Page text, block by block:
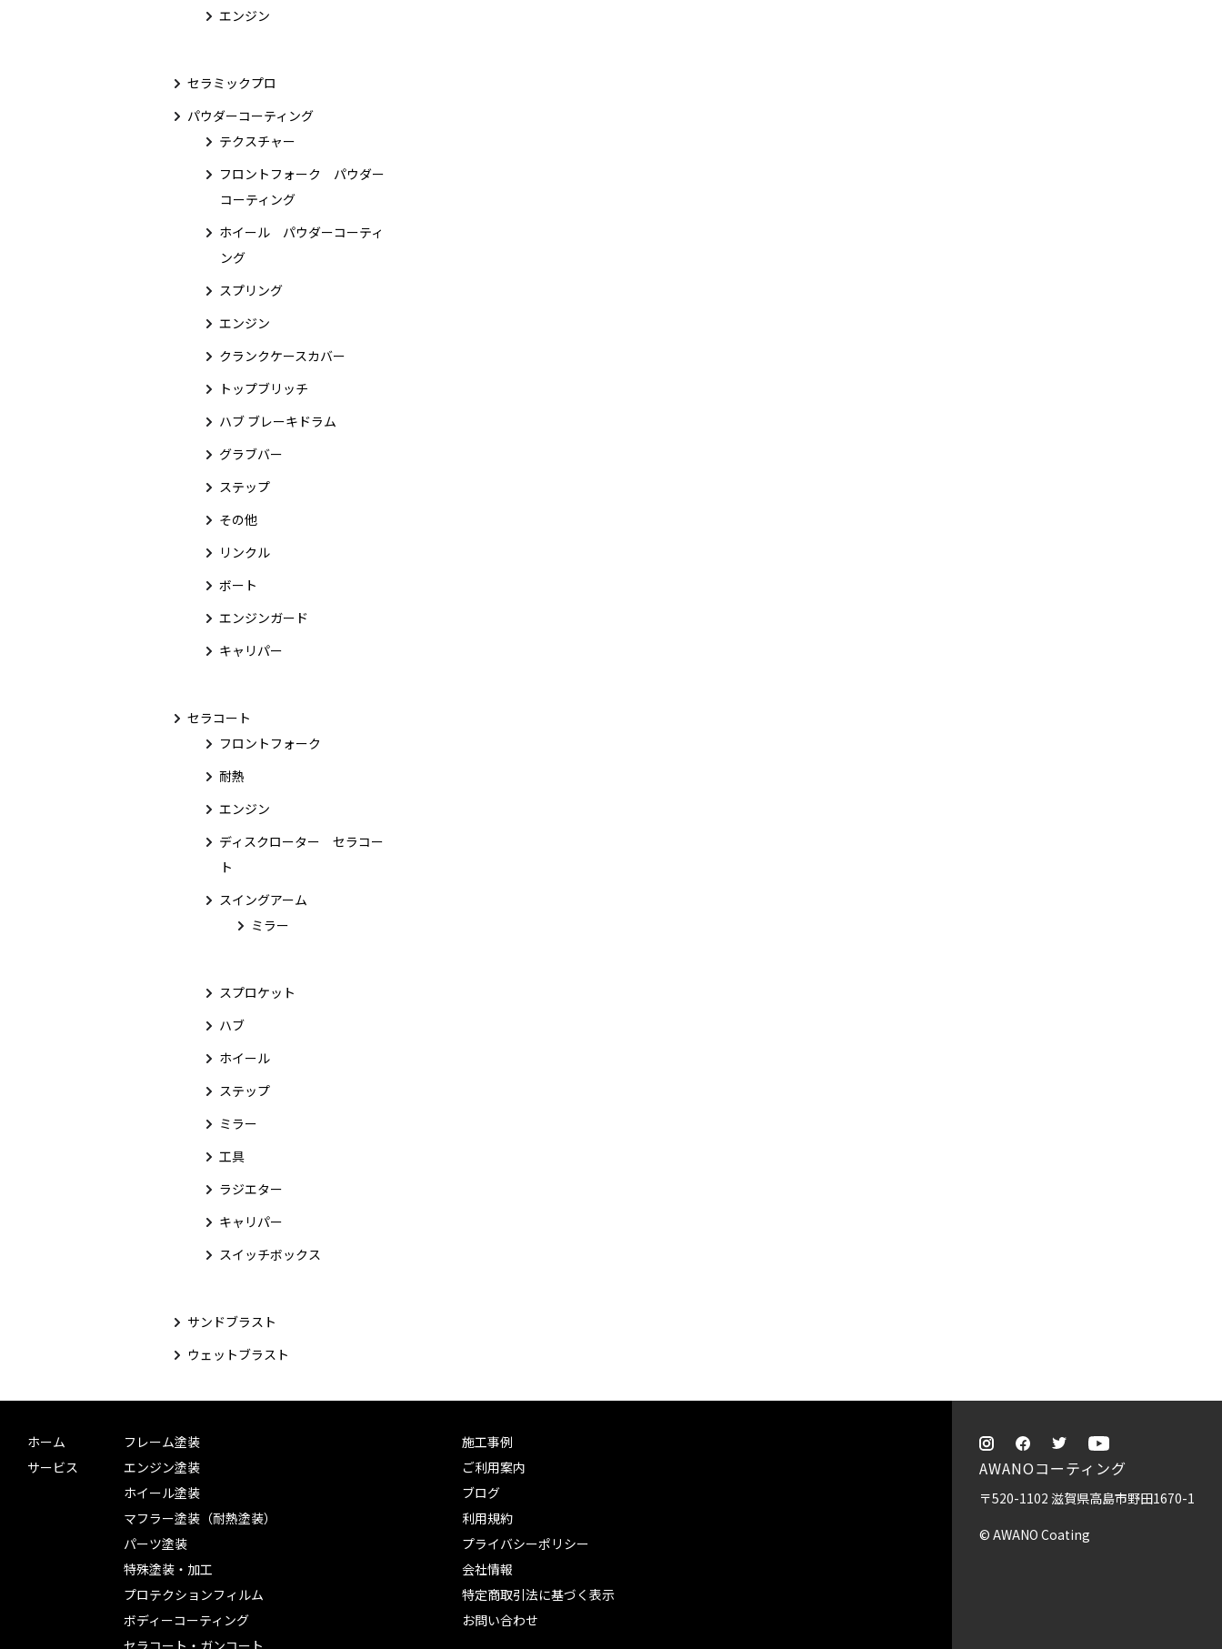
エンジン
セラミックプロ
パウダーコーティング
テクスチャー
フロントフォーク パウダー
コーティング
ホイール パウダーコーティ
ング
スプリング
エンジン
クランクケースカバー
トップブリッチ
ハブ ブレーキドラム
グラブバー
ステップ
その他
リンクル
ボート
エンジンガード
キャリパー
セラコート
フロントフォーク
耐熱
エンジン
ディスクローター セラコー
ト
スイングアーム
ミラー
スプロケット
ハブ
ホイール
ステップ
ミラー
工具
ラジエター
キャリパー
スイッチボックス
サンドブラスト
ウェットブラスト
ホーム
サービス
フレーム塗装
エンジン塗装
ホイール塗装
マフラー塗装（耐熱塗装）
パーツ塗装
特殊塗装・加工
プロテクションフィルム
ボディーコーティング
セラコート・ガンコート
施工事例
ご利用案内
ブログ
利用規約
プライバシーポリシー
会社情報
特定商取引法に基づく表示
お問い合わせ
AWANOコーティング
〒520-1102 滋賀県高島市野田1670-1
© AWANO Coating